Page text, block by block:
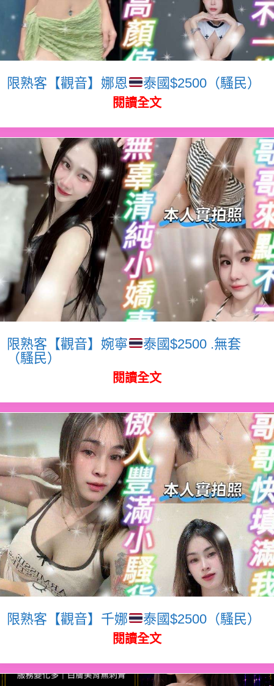
限熟客【觀音】娜恩 泰國$2500（騷民）
閱讀全文
限熟客【觀音】婉寧
泰國$2500 .無套
（騷民）
閱讀全文
限熟客【觀音】千娜 泰國$2500（騷民）
閱讀全文